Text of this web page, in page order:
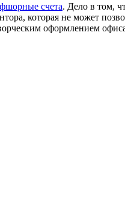
счета. Дело в том,
которая не может
оформлением